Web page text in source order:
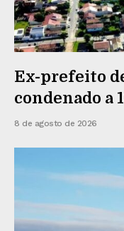
Ex-prefeito
condenado a
8 de agosto de 2026